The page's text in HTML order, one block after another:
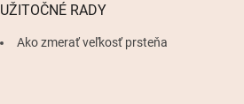
UŽITOČNÉ RADY
Ako zmerať veľkosť prsteňa